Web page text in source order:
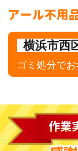
横浜市西
ゴミ処分で